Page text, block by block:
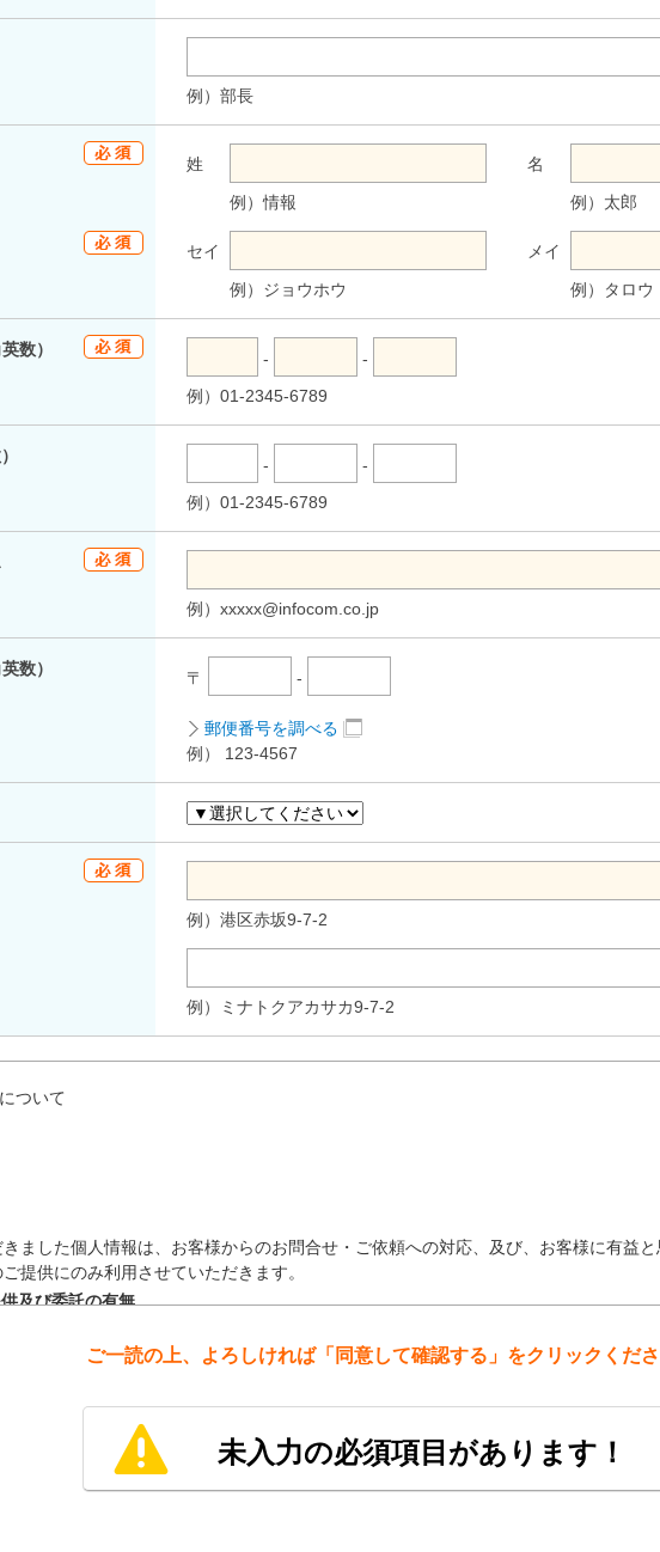
例）部長
姓
例）情報
名
例）太郎
セイ
例）ジョウホウ
メイ
例）タロウ
数） -
-
例）01-2345-6789
-
-
例）01-2345-6789
例）xxxxx@infocom.co.jp
数） 〒 -
郵便番号を調べる
例） 123-4567
例）港区赤坂9-7-2
例）ミナトクアカサカ9-7-2
ついて
きました個人情報は、お客様からのお問合せ・ご依頼への対応、及び、お客様に有益
提供にのみ利用させていただきます。
及び委託の有無
へ提供することはありません。また個人情報の取り扱いの委託を行う場合はあります。
きました個人情報について、お客様は所定の手続きにより利用目的の通知、開示、内
び第三者への提供の停止、第三者提供に関する記録の開示請求を行う事ができます。
をご覧下さい。）
く個人情報の項目の任意性及びご記入いただけなかった場合の制限等
ご一読の上、よろしければ「同意して確認する」をクリックくだ
未入力の必須項目があります！